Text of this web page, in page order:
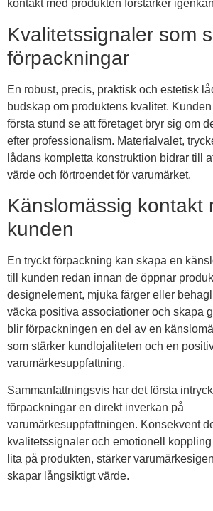
kontakt med produkten förstärker
Kvalitetssignaler som
förpackningar
En robust, precis, praktisk och estetisk
budskap om produktens kvalitet.
första stund se att företaget bryr sig om
efter professionalism. Materialvalet,
lådans kompletta konstruktion bidrar till
värde och förtroendet för varumärket.
Känslomässig kontakt
kunden
En tryckt förpackning kan skapa en
till kunden redan innan de öppnar
designelement, mjuka färger eller
väcka positiva associationer och skapa
blir förpackningen en del av en
som stärker kundlojaliteten och en
varumärkesuppfattning.
Sammanfattningsvis har det första
förpackningar en direkt inverkan på
varumärkesuppfattningen. Konsekvent
kvalitetssignaler och emotionell
lita på produkten, stärker
skapar långsiktigt värde.